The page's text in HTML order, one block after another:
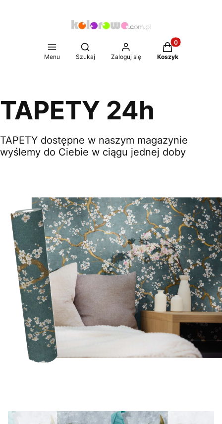
Menu
Otwórz wyszukiwarkę
Szukaj Zaloguj się
Produkty w
Koszyk
TAPETY 24h
TAPETY dostępne w naszym magazynie
wyślemy do Ciebie w ciągu jednej doby